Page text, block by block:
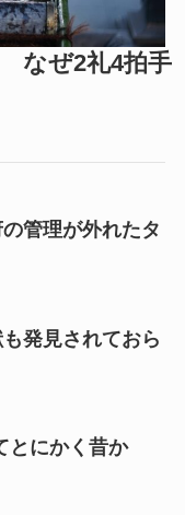
なぜ2礼4拍手
管理が外れたタ
発見されておら
とにかく昔か